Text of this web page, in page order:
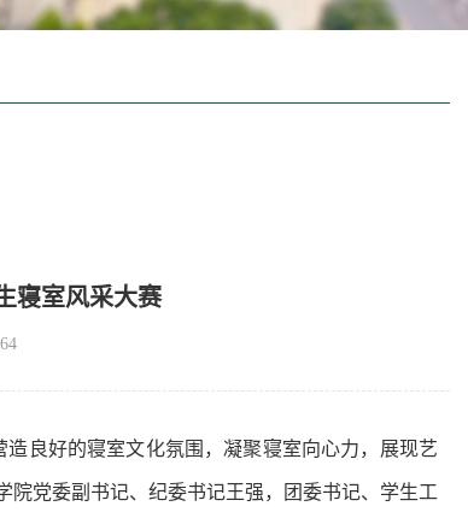
寝室风采大赛
64
良好的寝室文化氛围，凝聚寝室向心力，展现艺
院党委副书记、纪委书记王强，团委书记、学生工